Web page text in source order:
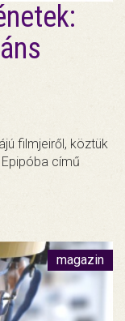
filmjeiről, köztük
című
magazin